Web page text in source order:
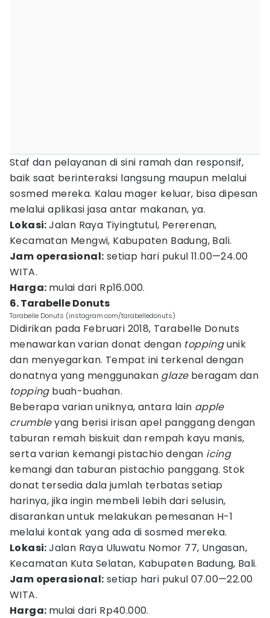
Staf dan pelayanan di sini ramah dan responsif,
baik saat berinteraksi langsung maupun melalui
sosmed mereka. Kalau mager keluar, bisa dipesan
melalui aplikasi jasa antar makanan, ya.
Lokasi:Jalan Raya Tiyingtutul, Pererenan,
Kecamatan Mengwi, Kabupaten Badung, Bali.
Jam operasional: setiap hari pukul 11.00—24.00
WITA.
Harga: mulai dari Rp16.000.
6. Tarabelle Donuts
Tarabelle Donuts (instagram.com/tarabelledonuts)
Didirikan pada Februari 2018, Tarabelle Donuts
menawarkan varian donat dengan toppingunik
dan menyegarkan. Tempat ini terkenal dengan
donatnya yang menggunakan glaze beragam dan
topping buah-buahan.
Beberapa varian uniknya, antara lain apple
crumbleyang berisi irisan apel panggang dengan
taburan remah biskuit dan rempah kayu manis,
serta varian kemangi pistachio dengan icing
kemangi dan taburan pistachio panggang. Stok
donat tersedia dala jumlah terbatas setiap
harinya, jika ingin membeli lebih dari selusin,
disarankan untuk melakukan pemesanan H-1
melalui kontak yang ada di sosmed mereka.
Lokasi:Jalan Raya Uluwatu Nomor 77, Ungasan,
Kecamatan Kuta Selatan, Kabupaten Badung, Bali.
Jam operasional: setiap hari pukul 07.00—22.00
WITA.
Harga: mulai dari Rp40.000.